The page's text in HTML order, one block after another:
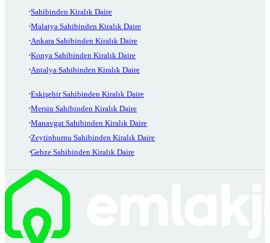
Sahibinden Kiralık Daire
Malatya Sahibinden Kiralık Daire
Ankara Sahibinden Kiralık Daire
Konya Sahibinden Kiralık Daire
Antalya Sahibinden Kiralık Daire
Eskişehir Sahibinden Kiralık Daire
Mersin Sahibinden Kiralık Daire
Manavgat Sahibinden Kiralık Daire
Zeytinburnu Sahibinden Kiralık Daire
Gebze Sahibinden Kiralık Daire